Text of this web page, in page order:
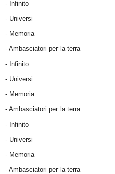
- Infinito
- Universi
- Memoria
- Ambasciatori per la terra
- Infinito
- Universi
- Memoria
- Ambasciatori per la terra
- Infinito
- Universi
- Memoria
- Ambasciatori per la terra